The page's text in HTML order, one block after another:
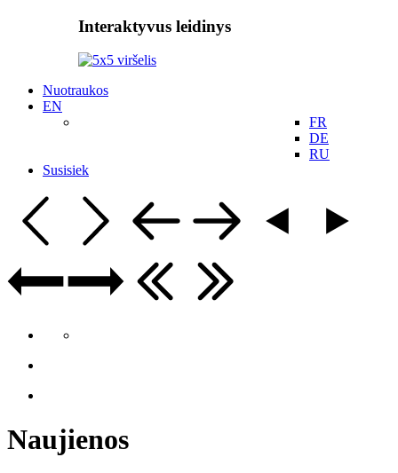
Interaktyvus leidinys
Nuotraukos
EN
FR
DE
RU
Susisiek
Naujienos